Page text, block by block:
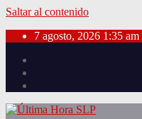
Saltar al contenido
7 agosto, 2026 1:35 am